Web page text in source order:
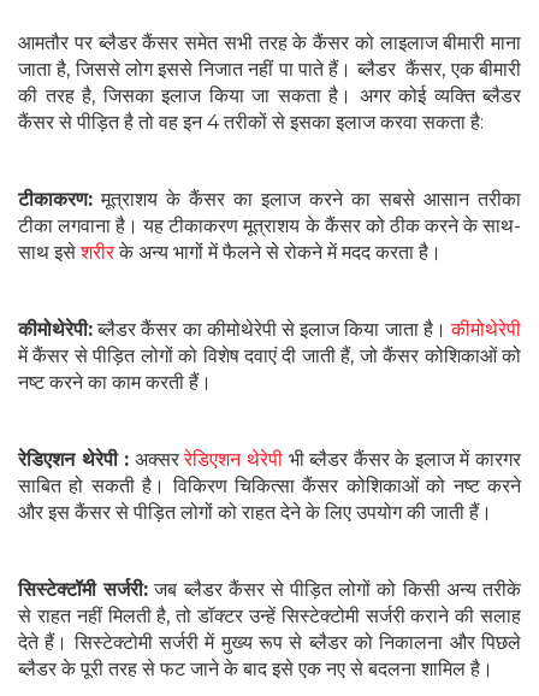
आमतौर पर ब्लैडर कैंसर समेत सभी तरह के कैंसर को लाइलाज बीमारी माना
जाता है, जिससे लोग इससे निजात नहीं पा पाते हैं। ब्लैडर कैंसर, एक बीमारी
की तरह है, जिसका इलाज किया जा सकता है। अगर कोई व्यक्ति ब्लैडर
कैंसर से पीड़ित है तो वह इन 4 तरीकों से इसका इलाज करवा सकता है:
टीकाकरण: मूत्राशय के कैंसर का इलाज करने का सबसे आसान तरीका
टीका लगवाना है। यह टीकाकरण मूत्राशय के कैंसर को ठीक करने के साथ-
साथ इसेशरीरके अन्य भागों में फैलने से रोकने में मदद करता है।
कीमोथेरेपी:ब्लैडर कैंसर का कीमोथेरेपी से इलाज किया जाता है।कीमोथेरेपी
में कैंसर से पीड़ित लोगों को विशेष दवाएं दी जाती हैं, जो कैंसर कोशिकाओं को
नष्ट करने का काम करती हैं।
रेडिएशन थेरेपी : अक्सररेडिएशन थेरेपीभी ब्लैडर कैंसर के इलाज में कारगर
साबित हो सकती है। विकिरण चिकित्सा कैंसर कोशिकाओं को नष्ट करने
और इस कैंसर से पीड़ित लोगों को राहत देने के लिए उपयोग की जाती हैं।
सिस्टेक्टॉमी सर्जरी: जब ब्लैडर कैंसर से पीड़ित लोगों को किसी अन्य तरीके
से राहत नहीं मिलती है, तो डॉक्टर उन्हें सिस्टेक्टोमी सर्जरी कराने की सलाह
देते हैं। सिस्टेक्टोमी सर्जरी में मुख्य रूप से ब्लैडर को निकालना और पिछले
ब्लैडर के पूरी तरह से फट जाने के बाद इसे एक नए से बदलना शामिल है।